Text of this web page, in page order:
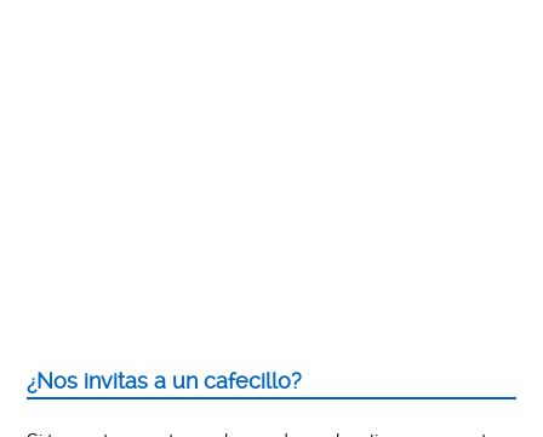
¿Nos invitas a un cafecillo?